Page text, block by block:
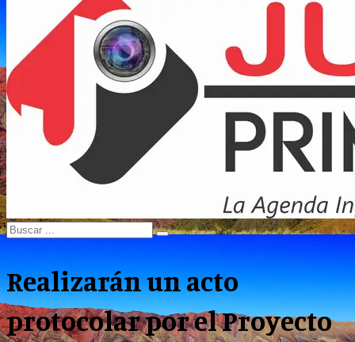
Search
for:
Search
Realizarán un acto
protocolar por el Proyecto